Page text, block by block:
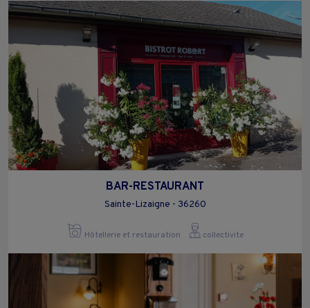
BAR-RESTAURANT
Sainte-Lizaigne - 36260
Hôtellerie et restauration collectivite